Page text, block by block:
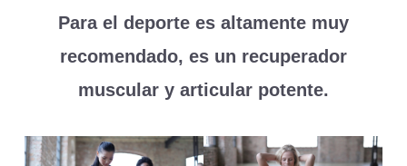
Para el deporte es altamente muy
recomendado, es un recuperador
muscular y articular potente.